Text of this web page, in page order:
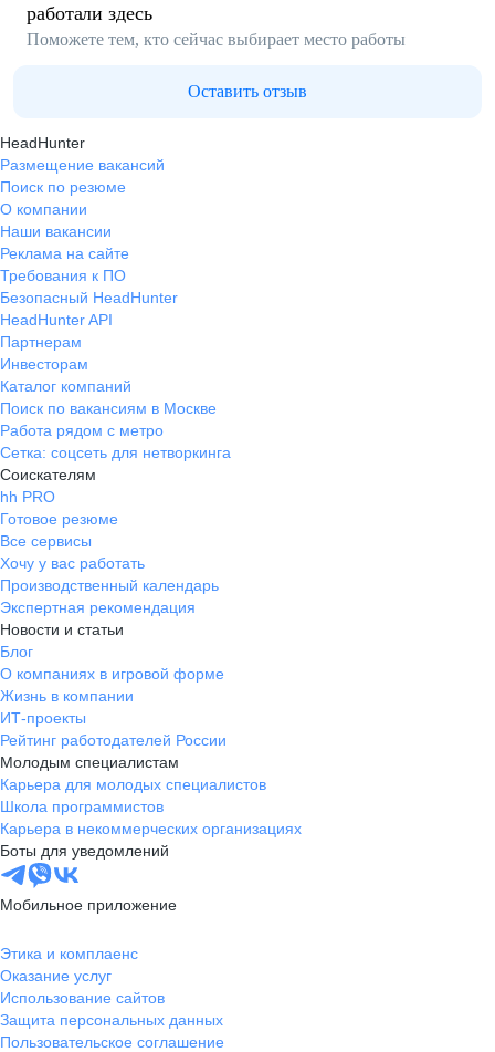
работали здесь
Поможете тем, кто сейчас выбирает место работы
Оставить отзыв
HeadHunter
Размещение вакансий
Поиск по резюме
О компании
Наши вакансии
Реклама на сайте
Требования к ПО
Безопасный HeadHunter
HeadHunter API
Партнерам
Инвесторам
Каталог компаний
Поиск по вакансиям в Москве
Работа рядом с метро
Сетка: соцсеть для нетворкинга
Соискателям
hh PRO
Готовое резюме
Все сервисы
Хочу у вас работать
Производственный календарь
Экспертная рекомендация
Новости и статьи
Блог
О компаниях в игровой форме
Жизнь в компании
ИТ-проекты
Рейтинг работодателей России
Молодым специалистам
Карьера для молодых специалистов
Школа программистов
Карьера в некоммерческих организациях
Боты для уведомлений
Мобильное приложение
Этика и комплаенс
Оказание услуг
Использование сайтов
Защита персональных данных
Пользовательское соглашение